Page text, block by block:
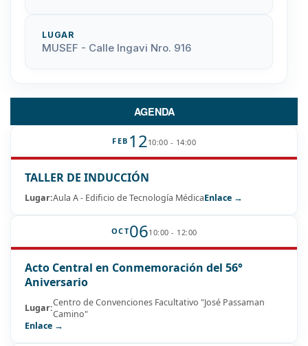
LUGAR
MUSEF - Calle Ingavi Nro. 916
AGENDA
FEB 1210:00 - 14:00
TALLER DE INDUCCIÓN
Lugar:Aula A - Edificio de Tecnología MédicaEnlace →
OCT0610:00 - 12:00
Acto Central en Conmemoración del 56°
Aniversario
Lugar:Centro de Convenciones Facultativo "José Passaman
Camino"
Enlace →